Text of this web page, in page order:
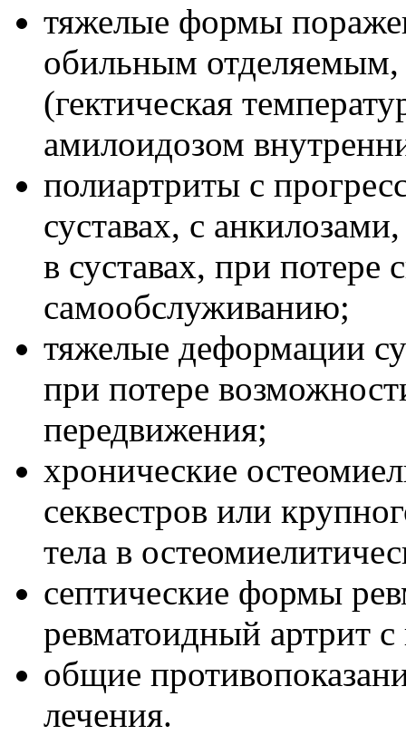
тяжелые формы
обильным
(гектическая
амилоидозом
полиартриты с
суставах, с
в суставах, при потере
самообслуживанию;
тяжелые деформации
при потере
передвижения;
хронические
секвестров или
тела в
септические формы
ревматоидный артрит
общие
лечения.